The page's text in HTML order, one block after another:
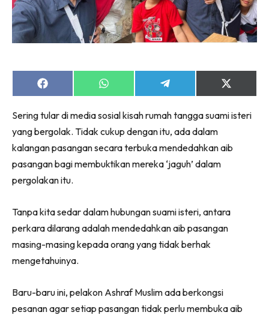
Share
on
Share
on
Share
on
Share
on
(Twitter)
Sering tular di media sosial kisah rumah tangga suami isteri
yang bergolak. Tidak cukup dengan itu, ada dalam
kalangan pasangan secara terbuka mendedahkan aib
pasangan bagi membuktikan mereka ‘jaguh’ dalam
pergolakan itu.
Tanpa kita sedar dalam hubungan suami isteri, antara
perkara dilarang adalah mendedahkan aib pasangan
masing-masing kepada orang yang tidak berhak
mengetahuinya.
Baru-baru ini, pelakon Ashraf Muslim ada berkongsi
pesanan agar setiap pasangan tidak perlu membuka aib